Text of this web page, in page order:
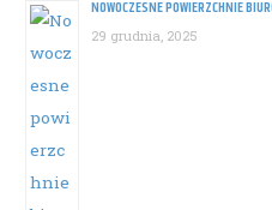
NOWOCZESNE POWIERZCHNIE
29 grudnia, 2025